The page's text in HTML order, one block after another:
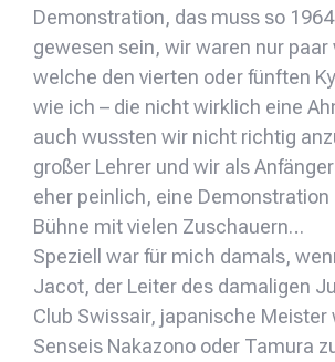
Demonstration, das muss so
gewesen sein, wir waren nur paar
welche den vierten oder fünften
wie ich – die nicht wirklich eine
auch wussten wir nicht richtig
großer Lehrer und wir als
eher peinlich, eine Demonstration
Bühne mit vielen Zuschauern…
Speziell war für mich damals,
Jacot, der Leiter des damaligen
Club Swissair, japanische Meister
Senseis Nakazono oder Tamura